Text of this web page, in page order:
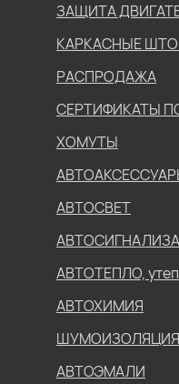
ЗАЩИТА
КАРКАСНЫЕ
РАСПРОДАЖА
СЕРТИФИКАТЫ
ХОМУТЫ
АВТОСВЕТ
АВТОТЕПЛО,
АВТОХИМИЯ
ШУМОИЗОЛЯЦИЯ
АВТОЭМАЛИ